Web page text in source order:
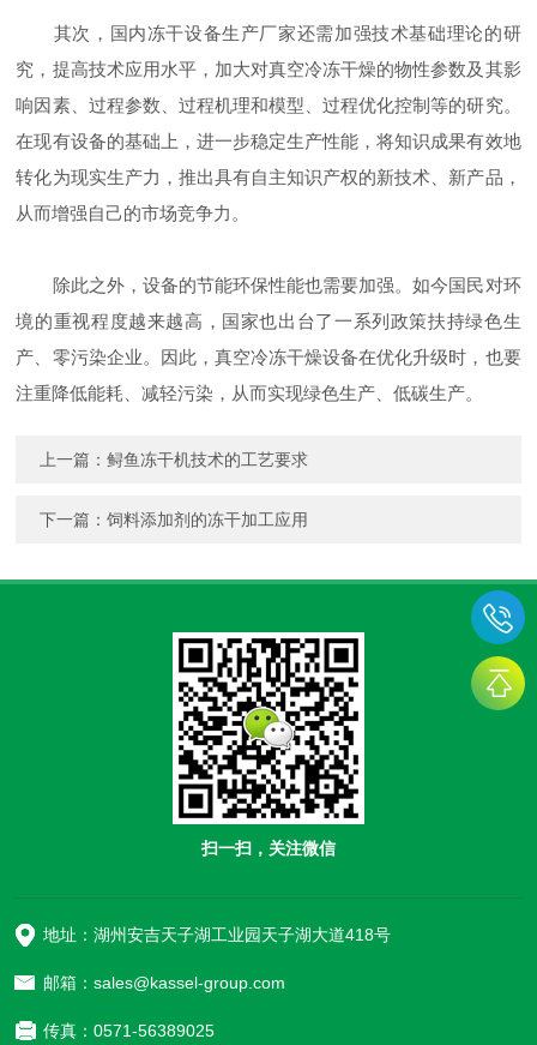
其次，国内冻干设备生产厂家还需加强技术基础理论的研
究，提高技术应用水平，加大对真空冷冻干燥的物性参数及其影
响因素、过程参数、过程机理和模型、过程优化控制等的研究。
在现有设备的基础上，进一步稳定生产性能，将知识成果有效地
转化为现实生产力，推出具有自主知识产权的新技术、新产品，
从而增强自己的市场竞争力。
除此之外，设备的节能环保性能也需要加强。如今国民对环
境的重视程度越来越高，国家也出台了一系列政策扶持绿色生
产、零污染企业。因此，真空冷冻干燥设备在优化升级时，也要
注重降低能耗、减轻污染，从而实现绿色生产、低碳生产。
上一篇：鲟鱼冻干机技术的工艺要求
下一篇：饲料添加剂的冻干加工应用
扫一扫，关注微信
地址：湖州安吉天子湖工业园天子湖大道418号
邮箱：sales@kassel-group.com
传真：0571-56389025